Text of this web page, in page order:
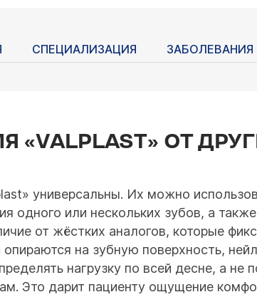
СПЕЦИАЛИЗАЦИЯ ЗАБОЛЕВАНИЯ
«VALPLAST» ОТ
универсальны. Их можно
одного или нескольких зубов, а
от жёстких аналогов, которые
на зубную поверхность,
нагрузку по всей десне, а не
Это дарит пациенту ощущение